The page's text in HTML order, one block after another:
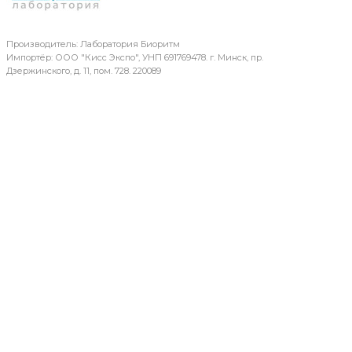
Производитель: Лаборатория Биоритм
Импортёр: ООО "Кисс Экспо", УНП 691769478. г. Минск, пр.
Дзержинского, д. 11, пом. 728. 220089